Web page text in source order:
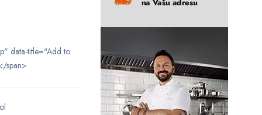
data-title="Add to
span>